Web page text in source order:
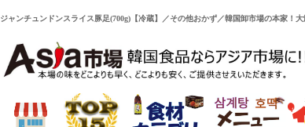
ジャンチュンドンスライス豚足(700g)【冷蔵】／その他おかず／韓国卸市場の本家！